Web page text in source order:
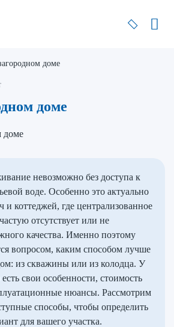
доме
доме
невозможно без доступа к
воде. Особенно это актуально
и коттеджей, где централизованное
отсутствует или не
качества. Именно поэтому
вопросом, каким способом лучше
из скважины или из колодца. У
свои особенности, стоимость
нюансы. Рассмотрим
способы, чтобы определить
для вашего участка.